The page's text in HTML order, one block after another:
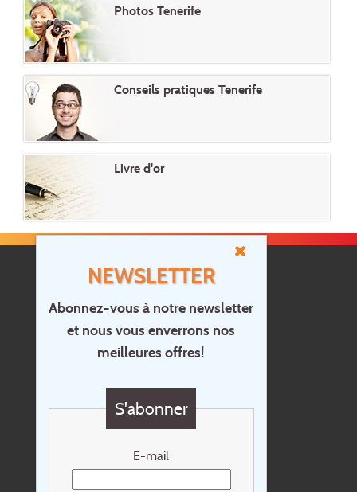
NEWSLETTER
Abonnez-vous à notre newsletter
et nous vous enverrons nos
meilleures offres!
S'abonner
E-mail
Photos Tenerife
Conseils pratiques Tenerife
Livre d'or
Accueil
Contact
Questions?
Newsletter